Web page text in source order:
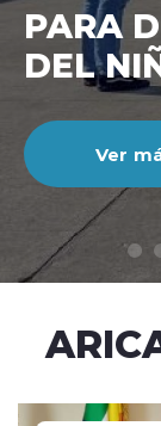
DE
Ver